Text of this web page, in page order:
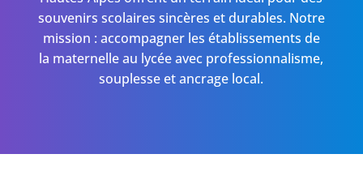
souvenirs scolaires sincères et durables. Notre
mission : accompagner les établissements de
la maternelle au lycée avec professionnalisme,
souplesse et ancrage local.